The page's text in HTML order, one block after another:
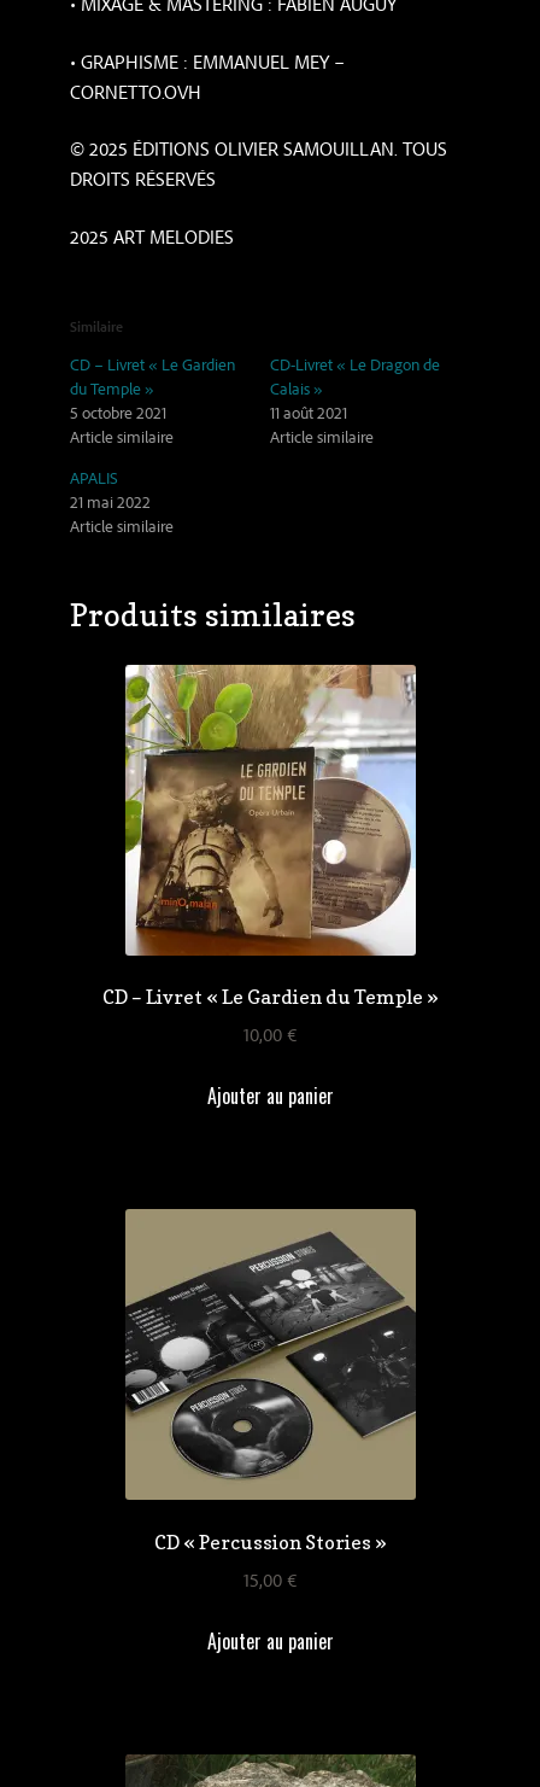
• GRAPHISME : EMMANUEL MEY –
CORNETTO.OVH
© 2025 ÉDITIONS OLIVIER SAMOUILLAN. TOUS
DROITS RÉSERVÉS
2025 ART MELODIES
Similaire
CD – Livret « Le Gardien
du Temple »
5 octobre 2021
Article similaire
CD-Livret « Le Dragon de
Calais »
11 août 2021
Article similaire
APALIS
21 mai 2022
Article similaire
Produits similaires
CD – Livret « Le Gardien du Temple »
10,00 €
Ajouter au panier
CD « Percussion Stories »
15,00 €
Ajouter au panier